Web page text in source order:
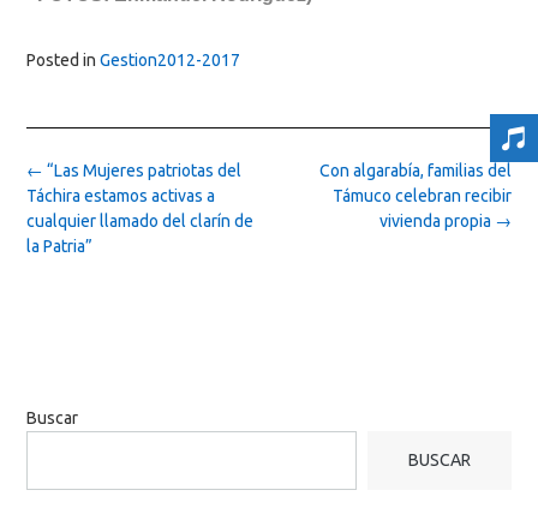
Posted in Gestion2012-2017
Post
navigation
Con algarabía, familias del
Támuco celebran recibir
vivienda propia →
← “Las Mujeres patriotas del
Táchira estamos activas a
cualquier llamado del clarín de
la Patria”
Buscar
BUSCAR